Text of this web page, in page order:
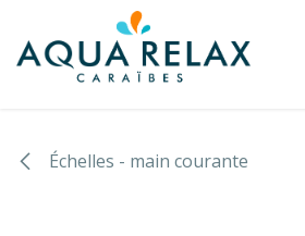
Se rendre au contenu
Échelles - main courante